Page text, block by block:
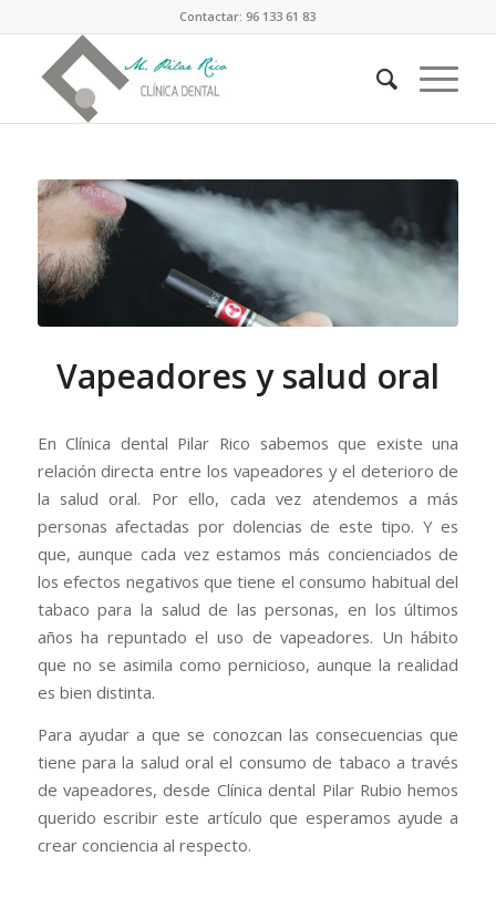
Contactar: 96 133 61 83
Vapeadores y salud oral
En Clínica dental Pilar Rico sabemos que existe una
relación directa entre los vapeadores y el deterioro de
la salud oral. Por ello, cada vez atendemos a más
personas afectadas por dolencias de este tipo. Y es
que, aunque cada vez estamos más concienciados de
los efectos negativos que tiene el consumo habitual del
tabaco para la salud de las personas, en los últimos
años ha repuntado el uso de vapeadores. Un hábito
que no se asimila como pernicioso, aunque la realidad
es bien distinta.
Para ayudar a que se conozcan las consecuencias que
tiene para la salud oral el consumo de tabaco a través
de vapeadores, desde Clínica dental Pilar Rubio hemos
querido escribir este artículo que esperamos ayude a
crear conciencia al respecto.